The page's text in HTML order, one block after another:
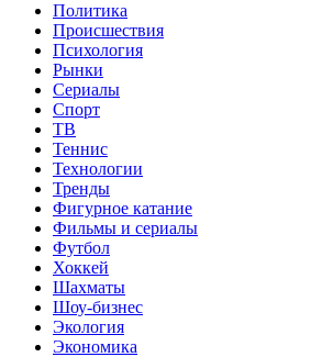
Политика
Происшествия
Психология
Рынки
Сериалы
Спорт
ТВ
Теннис
Технологии
Тренды
Фигурное катание
Фильмы и сериалы
Футбол
Хоккей
Шахматы
Шоу-бизнес
Экология
Экономика